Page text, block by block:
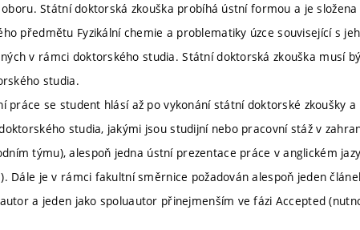
Státní doktorská zkouška probíhá ústní formou a je
předmětu Fyzikální chemie a problematiky úzce související s
v rámci doktorského studia. Státní doktorská zkouška musí
studia.
práce se student hlásí až po vykonání státní doktorské zkoušky
studia, jakými jsou studijní nebo pracovní stáž v
týmu), alespoň jedna ústní prezentace práce v anglickém
Dále je v rámci fakultní směrnice požadován alespoň jeden
a jeden jako spoluautor přinejmenším ve fázi Accepted